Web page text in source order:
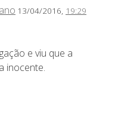
13/04/2016, 19:29
e viu que a
inocente.